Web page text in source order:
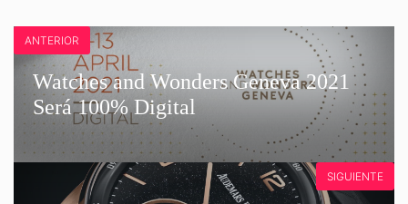
ANTERIOR
Watches and Wonders Geneva 2021
Será 100% Digital
SIGUIENTE